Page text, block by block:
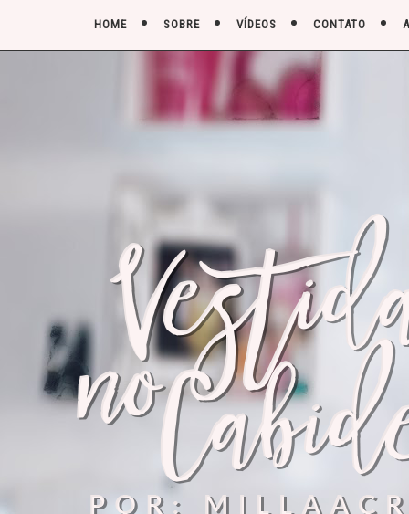
HOME SOBRE VÍDEOS CONTATO